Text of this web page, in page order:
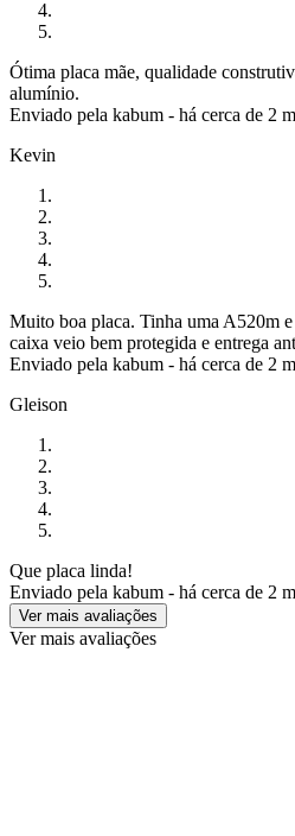
Ótima placa mãe, qualidade
alumínio.
Enviado pela kabum - há cerca de 2
Kevin
Muito boa placa. Tinha uma A520m
caixa veio bem protegida e entrega
Enviado pela kabum - há cerca de 2
Gleison
Que placa linda!
Enviado pela kabum - há cerca de 2
Ver mais avaliações
Ver mais avaliações